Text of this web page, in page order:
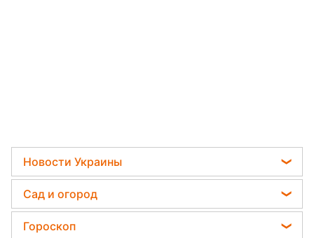
Новости Украины
Политика
Отключения света
Телеграм новости Украины
Сад и огород
Садовод назвал самое эффективное средство
Гороскоп